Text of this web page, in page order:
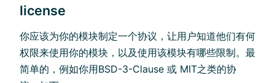
license
你应该为你的模块制定一个协议，让用户知道他们有何
权限来使用你的模块，以及使用该模块有哪些限制。最
简单的，例如你用BSD-3-Clause 或 MIT之类的协